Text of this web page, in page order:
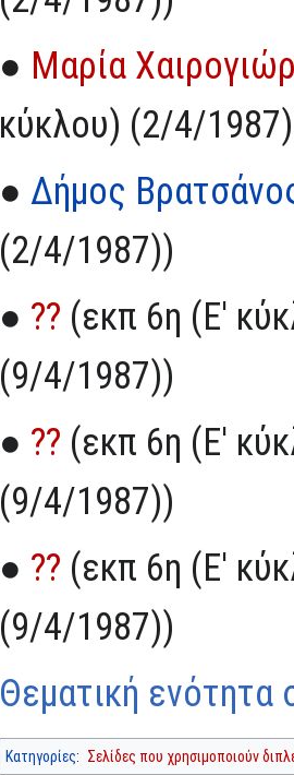
● Μαρία
κύκλου) (2/4/
● Δήμος
(2/4/1987))
● ?? (εκπ 6η (Ε'
(9/4/1987))
● ?? (εκπ 6η (Ε'
(9/4/1987))
● ?? (εκπ 6η (Ε'
(9/4/1987))
Θεματική ενότητα
Κατηγορίες: Σελίδες που χρησιμοποιούν